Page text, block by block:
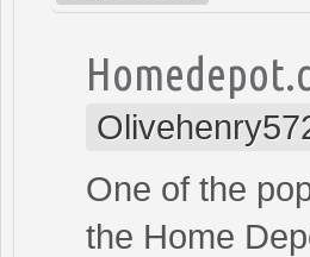
One of the
the Home